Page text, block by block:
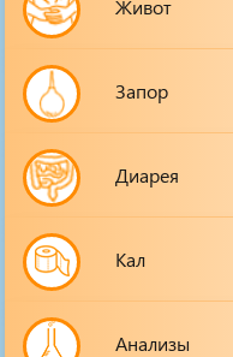
Живот
Запор
Диарея
Кал
Анализы